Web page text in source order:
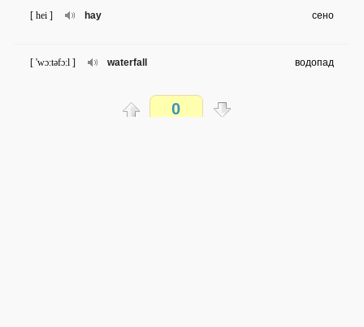
hay
[ hei ] сено
waterfall
[ 'wɔ:təfɔ:l ] водопад
0